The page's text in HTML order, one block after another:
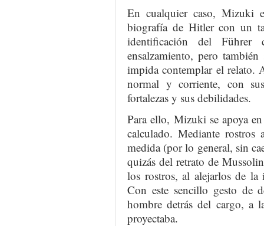
En cualquier caso, Mizuki
biografía de Hitler con un
identificación del
ensalzamiento, pero
impida contemplar el relato.
normal y corriente, con
fortalezas y sus debilidades.
Para ello, Mizuki se apoya
calculado. Mediante rostros
medida (por lo general, sin
quizás del retrato de
los rostros, al alejarlos de
Con este sencillo gesto de
hombre detrás del cargo, a
proyectaba.